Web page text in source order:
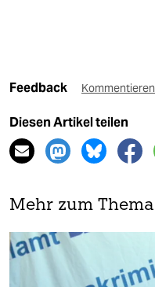
Feedback Kommentieren
Diesen Artikel teilen
Mehr zum Thema